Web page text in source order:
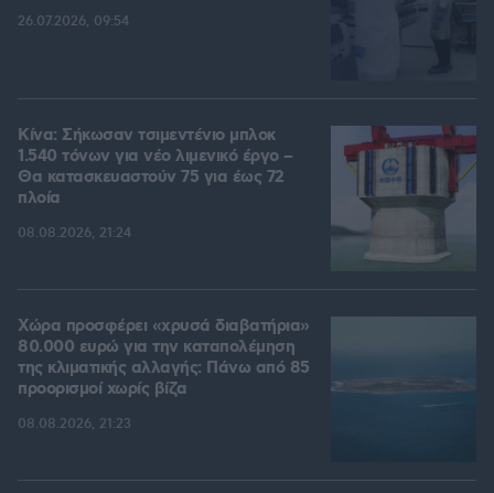
26.07.2026, 09:54
Κίνα: Σήκωσαν τσιμεντένιο μπλοκ
1.540 τόνων για νέο λιμενικό έργο –
Θα κατασκευαστούν 75 για έως 72
πλοία
08.08.2026, 21:24
Χώρα προσφέρει «χρυσά διαβατήρια»
80.000 ευρώ για την καταπολέμηση
της κλιματικής αλλαγής: Πάνω από 85
προορισμοί χωρίς βίζα
08.08.2026, 21:23